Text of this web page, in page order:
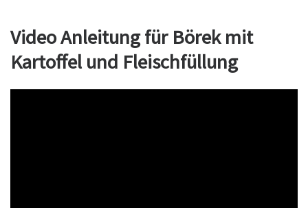
Video Anleitung für Börek mit
Kartoffel und Fleischfüllung